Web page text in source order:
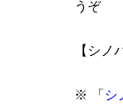
うぞ
【シノ
※ 「シ